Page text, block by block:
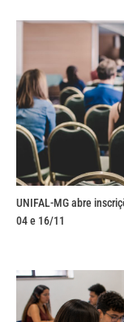
UNIFAL-MG abre
04 e 16/11